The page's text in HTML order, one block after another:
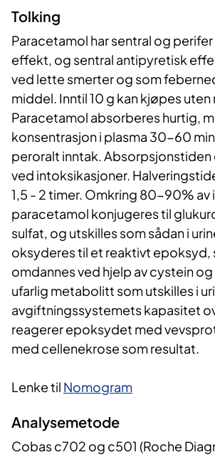
Tolking
Paracetamol har sentral og
effekt, og sentral antipyretisk
ved lette smerter og som
middel. Inntil 10 g kan kjøpes
Paracetamol absorberes hurtig,
konsentrasjon i plasma 30-60
peroralt inntak. Absorpsjonstiden
ved intoksikasjoner.
1,5 - 2 timer. Omkring 80-90%
paracetamol konjugeres til
sulfat, og utskilles som sådan i
oksyderes til et reaktivt epoksyd,
omdannes ved hjelp av cystein
ufarlig metabolitt som utskilles i
avgiftningssystemets kapasitet
reagerer epoksydet med
med cellenekrose som resultat.
Lenke til Nomogram
Analysemetode
Cobas c702 og c501 (Roche